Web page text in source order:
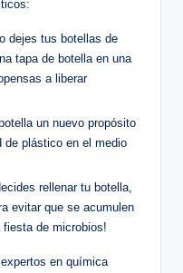
dejes tus botellas de
tapa de botella en una
a liberar
un nuevo propósito
de plástico en el medio
rellenar tu ‌botella,
evitar que se acumulen
fiesta de microbios!
en química